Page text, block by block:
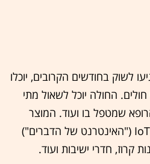
לשוק בחודשים הקרובים, יוכלו
החולה יוכל לשאול מתי
שמטפל בו ועוד. המוצר
החדש הוא חלק מטרנד ה-IoT ("האינטרנט של הדברים")
קרוז, חדרי ישיבות ועוד.